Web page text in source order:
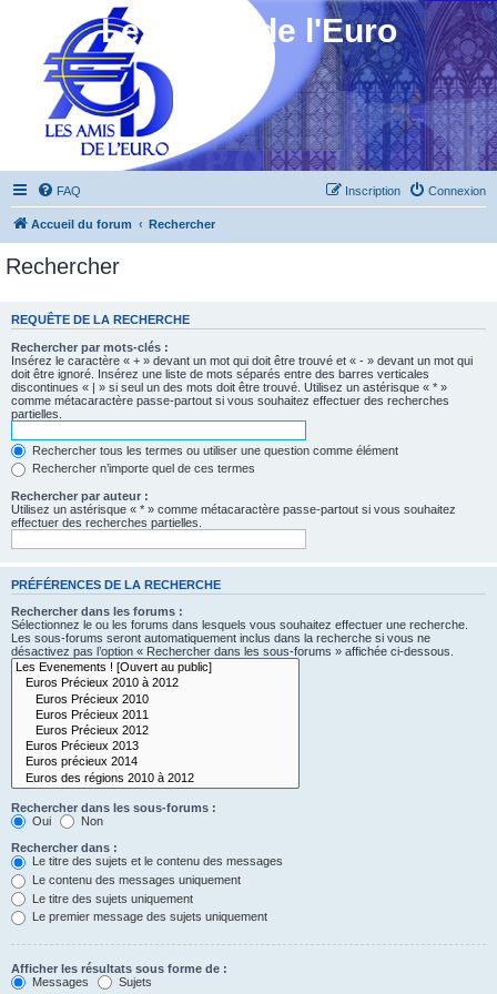
Les Amis de l'Euro
FAQ Connexion
Inscription
Accueil du forum Rechercher
Rechercher
REQUÊTE DE LA RECHERCHE
Rechercher par mots-clés :
Insérez le caractère « + » devant un mot qui doit être trouvé et « - » devant un mot qui
doit être ignoré. Insérez une liste de mots séparés entre des barres verticales
discontinues « | » si seul un des mots doit être trouvé. Utilisez un astérisque « * »
comme métacaractère passe-partout si vous souhaitez effectuer des recherches
partielles.
Rechercher tous les termes ou utiliser une question comme élément
Rechercher n’importe quel de ces termes
Rechercher par auteur :
Utilisez un astérisque « * » comme métacaractère passe-partout si vous souhaitez
effectuer des recherches partielles.
PRÉFÉRENCES DE LA RECHERCHE
Rechercher dans les forums :
Sélectionnez le ou les forums dans lesquels vous souhaitez effectuer une recherche.
Les sous-forums seront automatiquement inclus dans la recherche si vous ne
désactivez pas l’option « Rechercher dans les sous-forums » affichée ci-dessous.
Rechercher dans les sous-forums :
Oui
Non
Rechercher dans :
Le titre des sujets et le contenu des messages
Le contenu des messages uniquement
Le titre des sujets uniquement
Le premier message des sujets uniquement
Afficher les résultats sous forme de :
Messages
Sujets